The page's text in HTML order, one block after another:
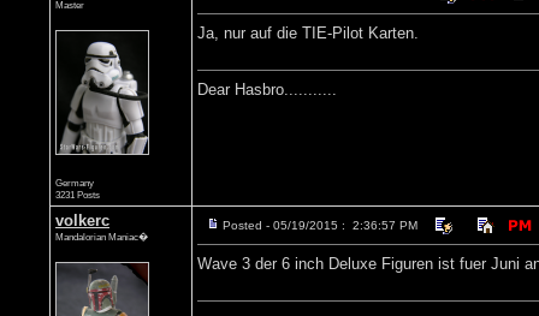
Master
Germany
3231 Posts
Ja, nur auf die TIE-Pilot Karten.
Dear Hasbro...........
volkerc
Mandalorian Maniac�
Posted - 05/19/2015 : 2:36:57 PM
Wave 3 der 6 inch Deluxe Figuren ist fuer Juni